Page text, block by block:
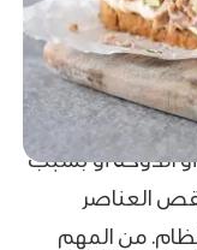
الدوخة أو بسبب
العناصر
من المهم